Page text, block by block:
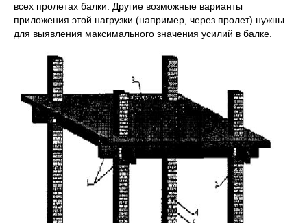
всех пролетах балки. Другие возможные варианты
приложения этой нагрузки (например, через пролет) нужны
для выявления максимального значения усилий в балке.